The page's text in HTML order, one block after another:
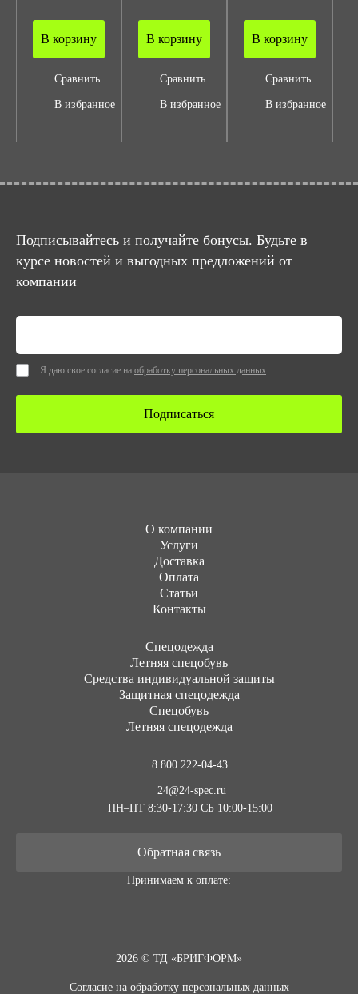
В корзину
Сравнить
В избранное
В корзину
Сравнить
В избранное
В корзину
Сравнить
В избранное
Подписывайтесь и получайте бонусы. Будьте в
курсе новостей и выгодных предложений от
компании
Я даю свое согласие на обработку персональных данных
Подписаться
О компании
Услуги
Доставка
Оплата
Статьи
Контакты
Cпецодежда
Летняя спецобувь
Средства индивидуальной защиты
Защитная спецодежда
Спецобувь
Летняя спецодежда
8 800 222-04-43
24@24-spec.ru
ПН–ПТ 8:30-17:30 СБ 10:00-15:00
Обратная связь
Принимаем к оплате:
2026 © ТД «БРИГФОРМ»
Согласие на обработку персональных данных